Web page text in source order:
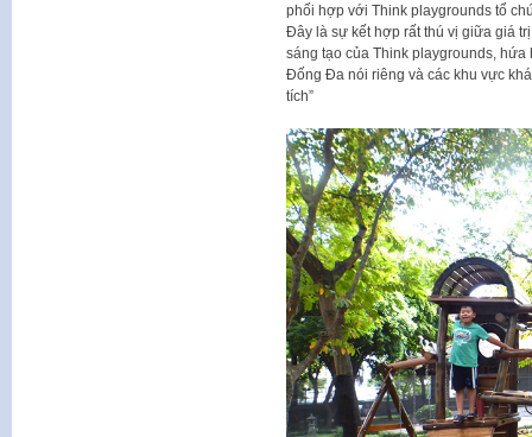
phối hợp với Think playgrounds tổ
Đây là sự kết hợp rất thú vị giữa giá
sáng tạo của Think playgrounds,
Đống Đa nói riêng và các khu vực
tích”